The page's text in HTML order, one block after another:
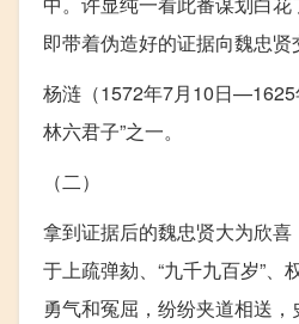
即带着伪造好的证据向魏忠贤
杨涟（1572年7月10日—1625
林六君子”之一。
（二）
拿到证据后的魏忠贤大为欣
于上疏弹劾、“九千九百岁”
勇气和冤屈，纷纷夹道相送，